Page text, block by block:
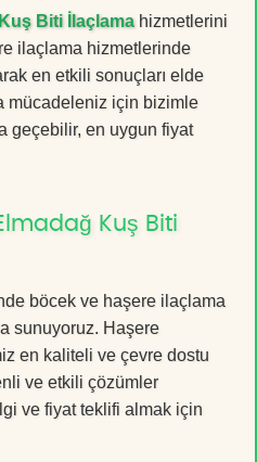
Kuş Biti İlaçlamahizmetlerini
ilaçlama hizmetlerinde
en etkili sonuçları elde
mücadeleniz için bizimle
geçebilir, en uygun fiyat
Kuş Biti
böcek ve haşere ilaçlama
sunuyoruz. Haşere
en kaliteli ve çevre dostu
ve etkili çözümler
ve fiyat teklifi almak için